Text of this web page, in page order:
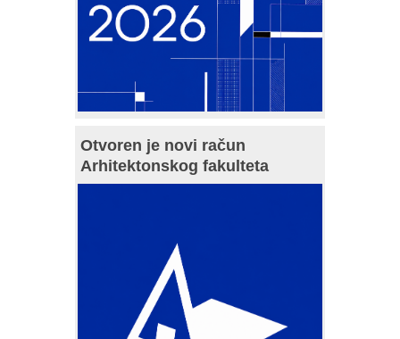
Otvoren je novi račun
Arhitektonskog fakulteta